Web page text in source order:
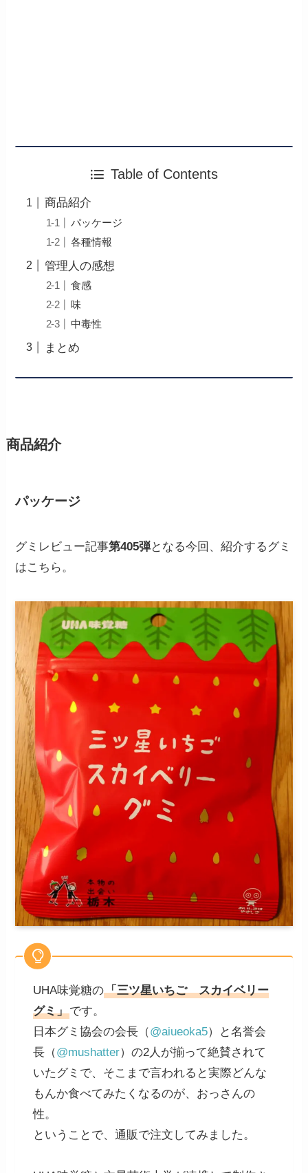
Table of Contents
商品紹介
パッケージ
各種情報
管理人の感想
食感
味
中毒性
まとめ
商品紹介
パッケージ
グミレビュー記事第405弾となる今回、紹介するグミ
はこちら。
UHA味覚糖の「三ツ星いちご スカイベリー
グミ」です。
日本グミ協会の会長（@aiueoka5）と名誉会
長（@mushatter）の2人が揃って絶賛されて
いたグミで、そこまで言われると実際どんな
もんか食べてみたくなるのが、おっさんの
性。
ということで、通販で注文してみました。